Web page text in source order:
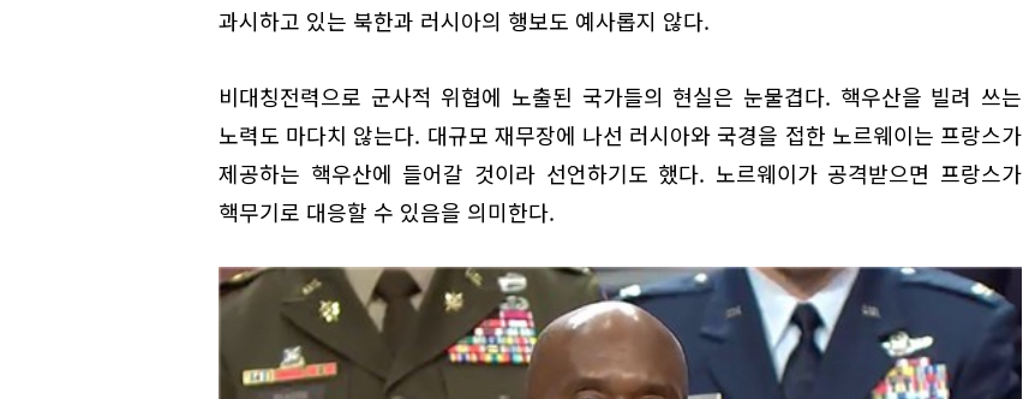
과시하고 있는 북한과 러시아의 행보도 예사롭지 않다.
비대칭전력으로 군사적 위협에 노출된 국가들의 현실은 눈물겹다. 핵우산을 빌려 쓰는
노력도 마다치 않는다. 대규모 재무장에 나선 러시아와 국경을 접한 노르웨이는 프랑스가
제공하는 핵우산에 들어갈 것이라 선언하기도 했다. 노르웨이가 공격받으면 프랑스가
핵무기로 대응할 수 있음을 의미한다.